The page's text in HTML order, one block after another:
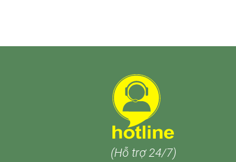
(Hỗ trợ 24/7)